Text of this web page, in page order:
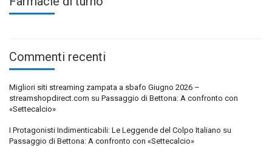
Commenti recenti
Migliori siti streaming zampata a sbafo Giugno 2026 –
streamshopdirect.com su Passaggio di Bettona: A confronto con
«Settecalcio»
I Protagonisti Indimenticabili: Le Leggende del Colpo Italiano su
Passaggio di Bettona: A confronto con «Settecalcio»